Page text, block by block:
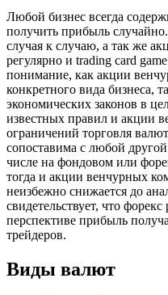
Любой бизнес всегда
получить прибыль
случая к случаю, а так же
регулярно и trading card
понимание, как акции
конкретного вида бизнеса,
экономических законов в
известных правил и акции
ограничений торговля
сопоставима с любой
числе на фондовом или
тогда и акции венчурных
неизбежно снижается до
свидетельствует, что
перспективе прибыль
трейдеров.
Виды валют